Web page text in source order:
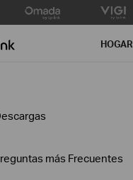
Smart HOGAR
más Frecuentes